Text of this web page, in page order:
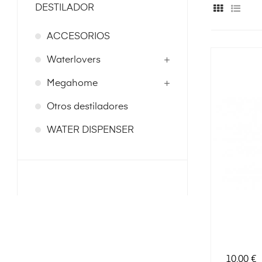
DESTILADOR
ACCESORIOS
Waterlovers
Megahome
Otros destiladores
WATER DISPENSER
Precio
10,00 €